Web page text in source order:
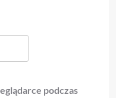
podczas